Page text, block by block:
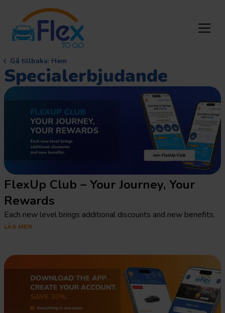
Gå tillbaka: Hem
Specialerbjudande
FlexUp Club – Your Journey, Your
Rewards
Each new level brings additional discounts and new benefits.
LÄS MER